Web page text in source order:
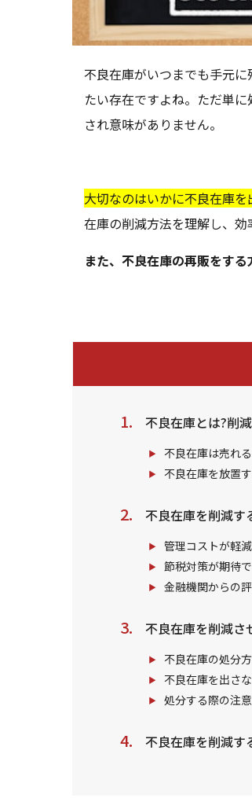
不良在庫がいつまでも手元
たい存在ですよね。ただ単
され意味がありません。
大切なのはいかに不良在庫
在庫の削減方法を理解し、効
また、不良在庫の再販をする
不良在庫とは?削
不良在庫は売れ
不良在庫を放置
不良在庫を削減す
管理コストが軽
節税対策が期待
金融機関からの
不良在庫を削減さ
不良在庫の処分
不良在庫を出さ
処分する際の注
不良在庫を削減す